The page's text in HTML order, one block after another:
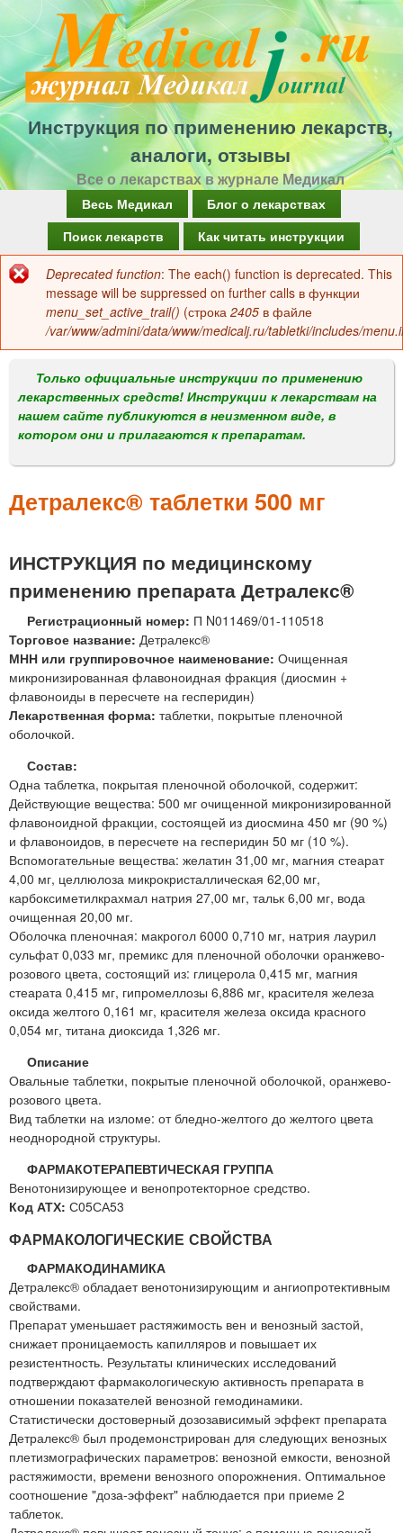
Перейти
к
основному
содержанию
Инструкция по применению лекарств,
аналоги, отзывы
Все о лекарствах в журнале Медикал
а
в
о
м
е
н
Весь Медикал
Блог о лекарствах
Поиск лекарств
Как читать инструкции
Сообщение
об
ошибке
Deprecated function: The each() function is deprecated. This
message will be suppressed on further calls в функции
menu_set_active_trail() (строка 2405 в файле
/var/www/admini/data/www/medicalj.ru/tabletki/includes/
Только официальные инструкции по применению
лекарственных средств! Инструкции к лекарствам на
нашем сайте публикуются в неизменном виде, в
котором они и прилагаются к препаратам.
Детралекс® таблетки 500 мг
ИНСТРУКЦИЯ по медицинскому
применению препарата Детралекс®
Регистрационный номер: П N011469/01-110518
Торговое название: Детралекс®
МНН или группировочное наименование: Очищенная
микронизированная флавоноидная фракция (диосмин +
флавоноиды в пересчете на гесперидин)
Лекарственная форма: таблетки, покрытые пленочной
оболочкой.
Состав:
Одна таблетка, покрытая пленочной оболочкой, содержит:
Действующие вещества: 500 мг очищенной микронизированной
флавоноидной фракции, состоящей из диосмина 450 мг (90 %)
и флавоноидов, в пересчете на гесперидин 50 мг (10 %).
Вспомогательные вещества: желатин 31,00 мг, магния стеарат
4,00 мг, целлюлоза микрокристаллическая 62,00 мг,
карбоксиметилкрахмал натрия 27,00 мг, тальк 6,00 мг, вода
очищенная 20,00 мг.
Оболочка пленочная: макрогол 6000 0,710 мг, натрия лаурил
сульфат 0,033 мг, премикс для пленочной оболочки оранжево-
розового цвета, состоящий из: глицерола 0,415 мг, магния
стеарата 0,415 мг, гипромеллозы 6,886 мг, красителя железа
оксида желтого 0,161 мг, красителя железа оксида красного
0,054 мг, титана диоксида 1,326 мг.
Описание
Овальные таблетки, покрытые пленочной оболочкой, оранжево-
розового цвета.
Вид таблетки на изломе: от бледно-желтого до желтого цвета
неоднородной структуры.
ФАРМАКОТЕРАПЕВТИЧЕСКАЯ ГРУППА
Венотонизирующее и венопротекторное средство.
Код АТХ: С05СА53
ФАРМАКОЛОГИЧЕСКИЕ СВОЙСТВА
ФАРМАКОДИНАМИКА
Детралекс® обладает венотонизирующим и ангиопротективным
свойствами.
Препарат уменьшает растяжимость вен и венозный застой,
снижает проницаемость капилляров и повышает их
резистентность. Результаты клинических исследований
подтверждают фармакологическую активность препарата в
отношении показателей венозной гемодинамики.
Статистически достоверный дозозависимый эффект препарата
Детралекс® был продемонстрирован для следующих венозных
плетизмографических параметров: венозной емкости, венозной
растяжимости, времени венозного опорожнения. Оптимальное
соотношение "доза-эффект" наблюдается при приеме 2
таблеток.